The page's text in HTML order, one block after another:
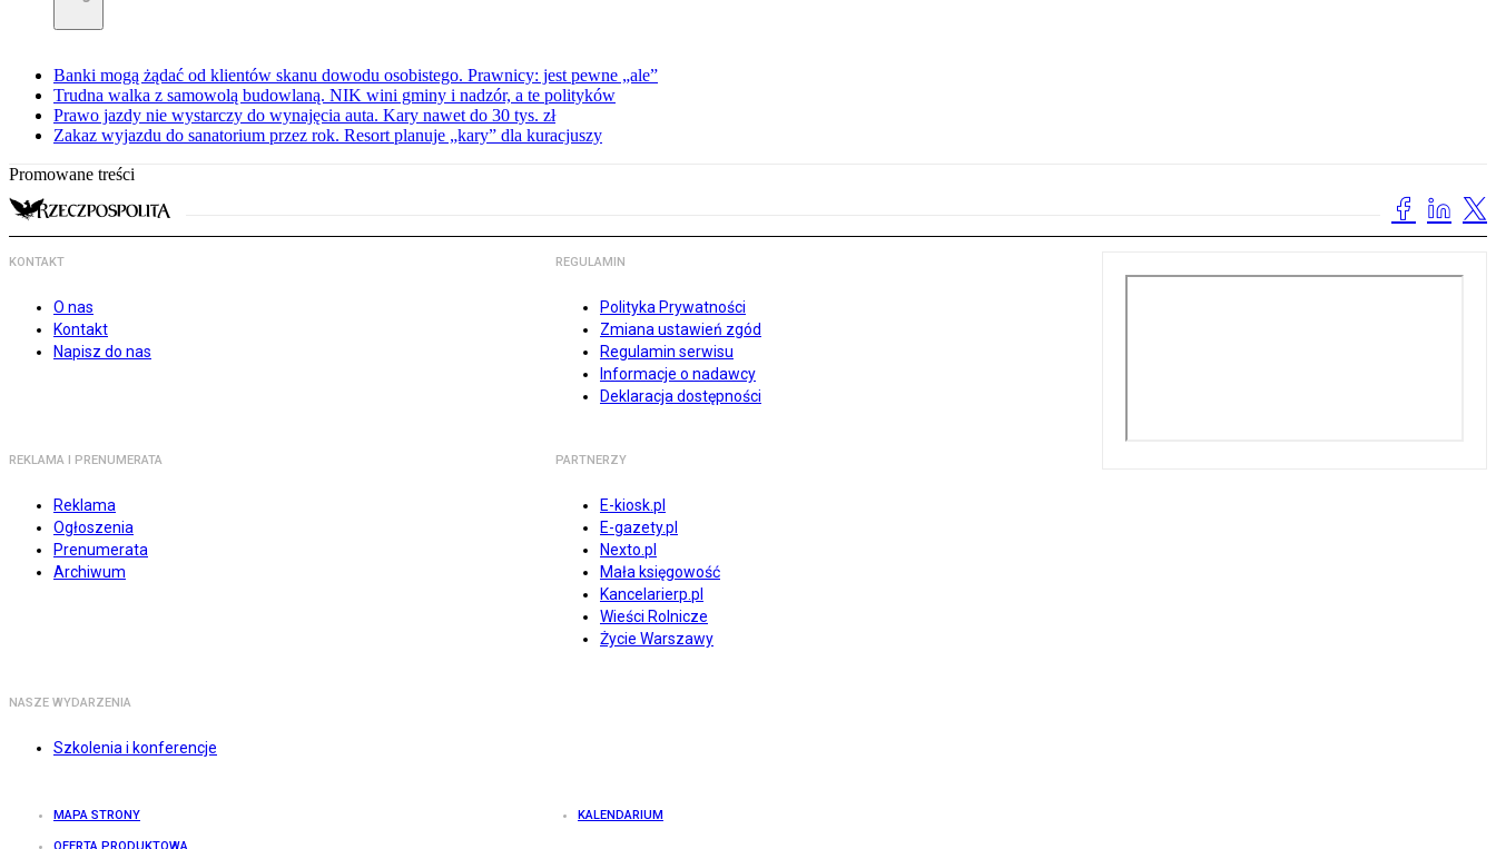
Banki mogą żądać od klientów skanu dowodu osobistego. Prawnicy: jest pewne „ale”
Trudna walka z samowolą budowlaną. NIK wini gminy i nadzór, a te polityków
Prawo jazdy nie wystarczy do wynajęcia auta. Kary nawet do 30 tys. zł
Zakaz wyjazdu do sanatorium przez rok. Resort planuje „kary” dla kuracjuszy
Promowane treści
KONTAKT
O nas
Kontakt
Napisz do nas
REGULAMIN
Polityka Prywatności
Zmiana ustawień zgód
Regulamin serwisu
Informacje o nadawcy
Deklaracja dostępności
REKLAMA I PRENUMERATA
Reklama
Ogłoszenia
Prenumerata
Archiwum
PARTNERZY
E-kiosk.pl
E-gazety.pl
Nexto.pl
Mała księgowość
Kancelarierp.pl
Wieści Rolnicze
Życie Warszawy
NASZE WYDARZENIA
Szkolenia i konferencje
MAPA STRONY KALENDARIUM